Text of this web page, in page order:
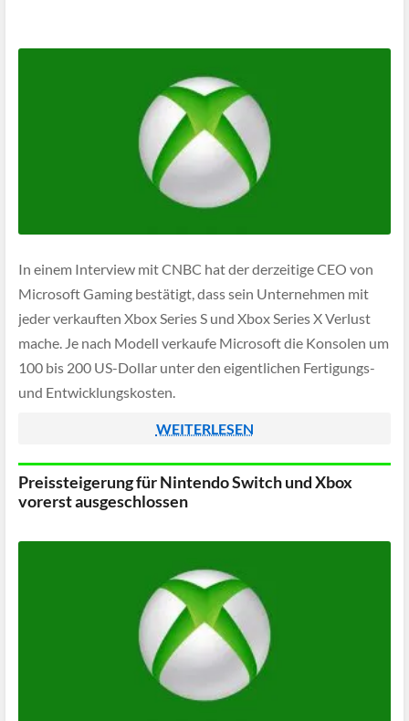
In einem Interview mit CNBC hat der derzeitige CEO von
Microsoft Gaming bestätigt, dass sein Unternehmen mit
jeder verkauften Xbox Series S und Xbox Series X Verlust
mache. Je nach Modell verkaufe Microsoft die Konsolen um
100 bis 200 US-Dollar unter den eigentlichen Fertigungs-
und Entwicklungskosten.
WEITERLESEN
Preissteigerung für Nintendo Switch und Xbox
vorerst ausgeschlossen